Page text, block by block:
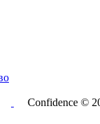
Confidence ©